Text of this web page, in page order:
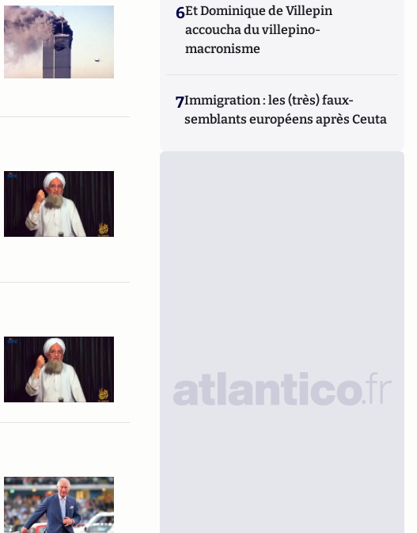
6Et Dominique de Villepin
accoucha du villepino-
macronisme
7Immigration : les (très) faux-
semblants européens après Ceuta